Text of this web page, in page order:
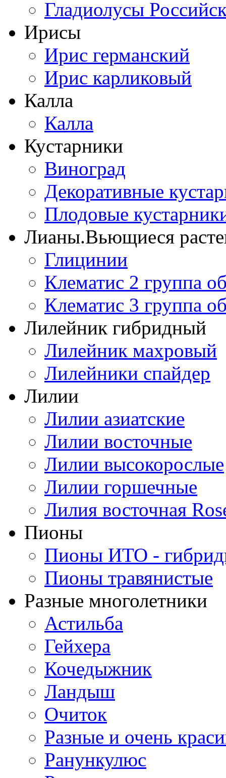
Гладиолусы
Ирисы
Ирис германский
Ирис карликовый
Калла
Калла
Кустарники
Виноград
Декоративные
Плодовые
Лианы.Вьющиеся
Глицинии
Клематис 2 группа
Клематис 3 группа
Лилейник гибридный
Лилейник махровый
Лилейники спайдер
Лилии
Лилии азиатские
Лилии восточные
Лилии высокорослые
Лилии горшечные
Лилия восточная
Пионы
Пионы ИТО -
Пионы травянистые
Разные многолетники
Астильба
Гейхера
Кочедыжник
Ландыш
Очиток
Разные и очень
Ранункулюс